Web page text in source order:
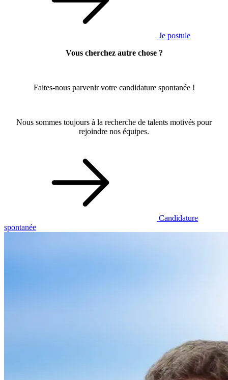
Je postule
Vous cherchez autre chose ?
Faites-nous parvenir votre candidature spontanée !
Nous sommes toujours à la recherche de talents motivés pour
rejoindre nos équipes.
Candidature
spontanée